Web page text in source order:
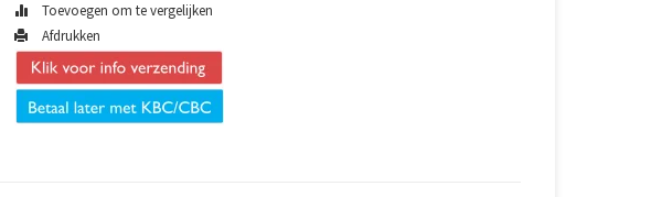
Toevoegen om te vergelijken
Afdrukken